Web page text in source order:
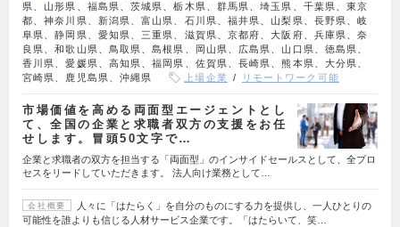
県、山形県、福島県、茨城県、栃木県、群馬県、埼玉県、千葉県、東京
都、神奈川県、新潟県、富山県、石川県、福井県、山梨県、長野県、岐
阜県、静岡県、愛知県、三重県、滋賀県、京都府、大阪府、兵庫県、奈
良県、和歌山県、鳥取県、島根県、岡山県、広島県、山口県、徳島県、
香川県、愛媛県、高知県、福岡県、佐賀県、長崎県、熊本県、大分県、
宮崎県、鹿児島県、沖縄県
上場企業 リモートワーク可能
市場価値を高める両面型エージェントとし
て、全国の企業と求職者双方の支援をお任
せします。冒頭50文字で…
企業と求職者の双方を担当する「両面型」のインサイドセールスとして、全プロ
セスをリードしていただきます。 法人向け業務として…
会社概要
人々に「はたらく」を自分のものにする力を提供し、一人ひとりの
可能性を誰よりも信じる人材サービス企業です。「はたらいて、笑…